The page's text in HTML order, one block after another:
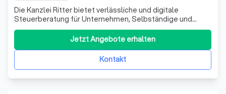
Die Kanzlei Ritter bietet verlässliche und digitale
Steuerberatung für Unternehmen, Selbständige und
Privatpersonen. Als christlicher Steuerberater begleiten
wir außerdem bundesweit christliche Unternehmer,
Kirchen, Gemeinden und gemeinnützige Organisationen.
Zu unseren Leistungen gehören Finanzbuch
Kontakt
Jetzt Angebote erhalten